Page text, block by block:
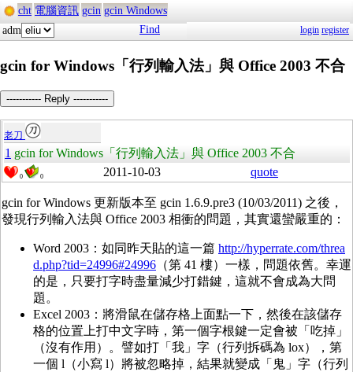
cht 電腦資訊 gcin gcin Windows
adm
Find login register
gcin for Windows「行列輸入法」與 Office 2003 不合
----------- Reply -----------
老刀
1 gcin for Windows「行列輸入法」與 Office 2003 不合
0 0 2011-10-03 quote
gcin for Windows 更新版本至 gcin 1.6.9.pre3 (10/03/2011) 之後，
發現行列輸入法與 Office 2003 相衝的問題，其實還蠻嚴重的：
Word 2003：如同昨天貼的這一篇 http://hyperrate.com/threa
d.php?tid=24996#24996 （第 41 樓）一樣，問題依舊。幸運
的是，只要打字時盡量減少打錯鍵，這就不會成為大問
題。
Excel 2003：將滑鼠在儲存格上面點一下，然後在該儲存
格的位置上打中文字時，第一個字根鍵一定會被「吃掉」
（沒有作用）。譬如打「我」字（行列拆碼為 lox），第
一個 l（小寫 l）將被忽略掉，結果就變成「鬼」字（行列